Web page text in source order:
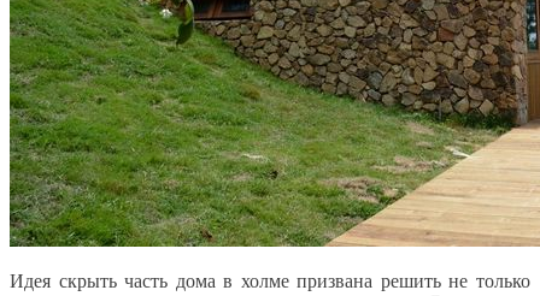
Идея скрыть часть дома в холме призвана решить не только